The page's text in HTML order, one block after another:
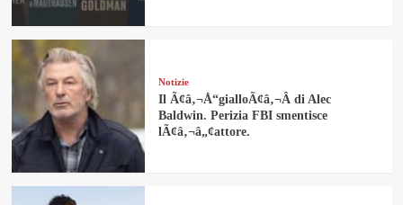
Notizie
Il Ã¢â‚¬Å“gialloÃ¢â‚¬Â di Alec
Baldwin. Perizia FBI smentisce
lÃ¢â‚¬â„¢attore.